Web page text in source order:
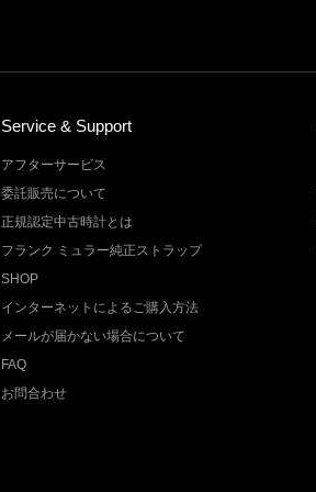
Service & Support
アフターサービス
委託販売について
正規認定中古時計とは
フランク ミュラー純正ストラップ
SHOP
インターネットによるご購入方法
メールが届かない場合について
FAQ
お問合わせ